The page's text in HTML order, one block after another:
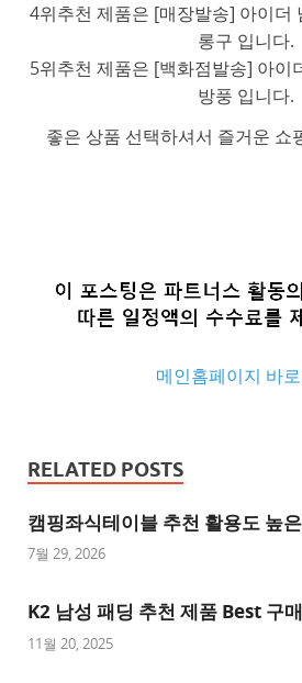
4위추천 제품은 [매장발송] 아이더
롱구 입니다.
5위추천 제품은 [백화점발송] 아이
방풍 입니다.
좋은 상품 선택하셔서 즐거운 쇼
메인홈페이지 바
사
이
트
천
사
RELATED POSTS
캠핑좌식테이블 추천 활용도 높
7월 29, 2026
K2 남성 패딩 추천 제품 Best 구
11월 20, 2025